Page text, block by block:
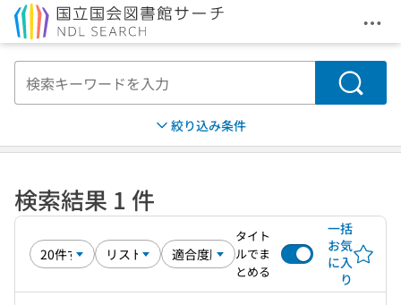
メ
検索
絞り込み条件
検索結果 1 件
タイト
ルでま
とめる
一括
お気
に入
り